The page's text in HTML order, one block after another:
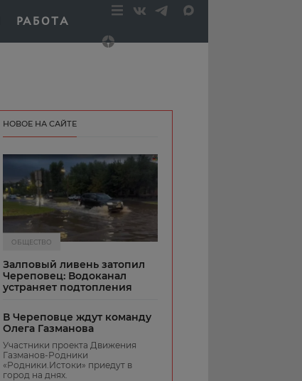
РАБОТА
НОВОЕ НА САЙТЕ
ОБЩЕСТВО
Залповый ливень затопил
Череповец: Водоканал
устраняет подтопления
В Череповце ждут команду
Олега Газманова
Участники проекта Движения
Газманов-Родники
«Родники.Истоки» приедут в
город на днях.